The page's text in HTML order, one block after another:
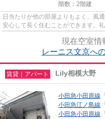
階数：2階建
日当たりが他の部屋よりもよく、風
安心して長く住むことができます。
現在空室情
レーニス文京へ
賃貸｜アパート Lily相模大野
小田急小田原線 「
小田急江ノ島線 「
小田急小田原線 「